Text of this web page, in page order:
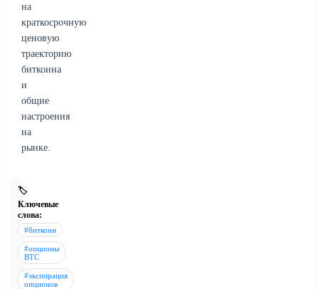
на
краткосрочную
ценовую
траекторию
биткоина
и
общие
настроения
на
рынке.
🏷️
Ключевые
слова:
#биткоин
#опционы
BTC
#экспирация
опционов